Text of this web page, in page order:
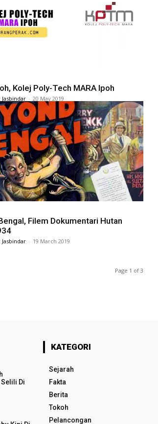
Kolej Poly-Tech MARA Ipoh
- 20 May 2019
Filem Dokumentari Hutan
- 19 March 2019
Page 1 of 3
Di
KATEGORI
Sejarah
Fakta
Berita
Tokoh
Pelancongan